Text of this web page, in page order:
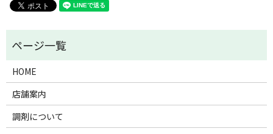
HOME
店舗案内
調剤について